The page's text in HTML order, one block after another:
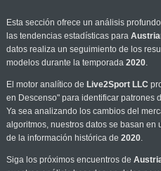
Esta sección ofrece un análisis
las tendencias estadísticas para
datos realiza un seguimiento de los
modelos durante la temporada 2020.
El motor analítico de Live2Sport LLC
en Descenso" para identificar patrones
Ya sea analizando los cambios del
algoritmos, nuestros datos se basan
de la información histórica de 2020.
Siga los próximos encuentros de